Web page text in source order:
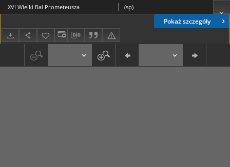
Pokaż szczegóły
XVI Wielki Bal Prometeusza (sp)